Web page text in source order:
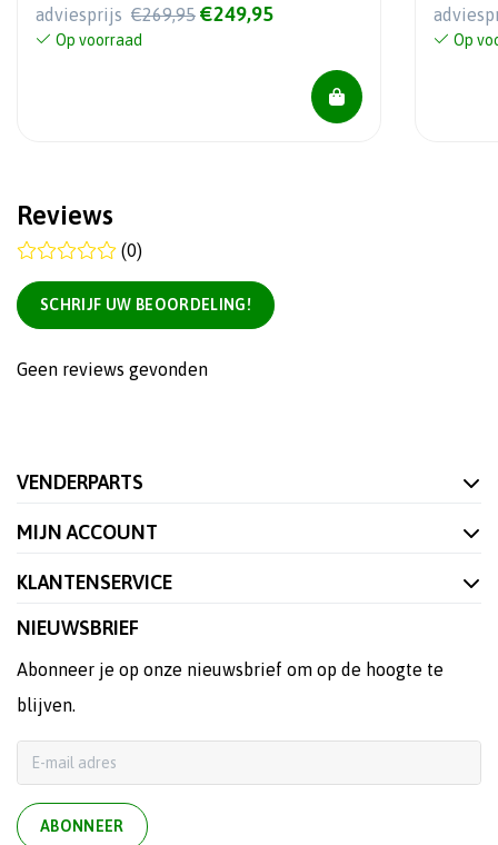
adviesprijs €269,95 €249,95
Op voorraad Op
Reviews
(0)
SCHRIJF UW BEOORDELING!
Geen reviews gevonden
VENDERPARTS
MIJN ACCOUNT
KLANTENSERVICE
NIEUWSBRIEF
Abonneer je op onze nieuwsbrief om op de hoogte te
blijven.
ABONNEER